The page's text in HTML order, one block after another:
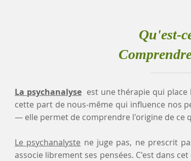
Qu'est-
La psychanalyse est une thérapie qui
cette part de nous-même qui influence nos
— elle permet de comprendre l'origine de ce
Le psychanalyste ne juge pas, ne prescrit
associe librement ses pensées. C'est dans